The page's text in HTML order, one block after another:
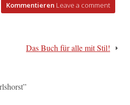
Kommentieren Leave a comment
Das Buch für alle mit Stil!
”